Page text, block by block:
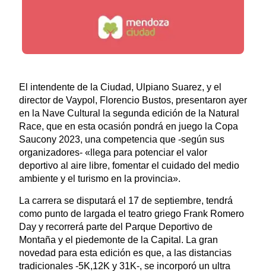
El intendente de la Ciudad, Ulpiano Suarez, y el
director de Vaypol, Florencio Bustos, presentaron ayer
en la Nave Cultural la segunda edición de la Natural
Race, que en esta ocasión pondrá en juego la Copa
Saucony 2023, una competencia que -según sus
organizadores- «llega para potenciar el valor
deportivo al aire libre, fomentar el cuidado del medio
ambiente y el turismo en la provincia».
La carrera se disputará el 17 de septiembre, tendrá
como punto de largada el teatro griego Frank Romero
Day y recorrerá parte del Parque Deportivo de
Montaña y el piedemonte de la Capital. La gran
novedad para esta edición es que, a las distancias
tradicionales -5K,12K y 31K-, se incorporó un ultra